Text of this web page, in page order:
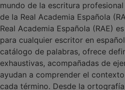
mundo de la escritura
de la Real Academia Española
Real Academia Española (RAE)
para cualquier escritor en
catálogo de palabras, ofrece
exhaustivas, acompañadas de
ayudan a comprender el
cada término. Desde la